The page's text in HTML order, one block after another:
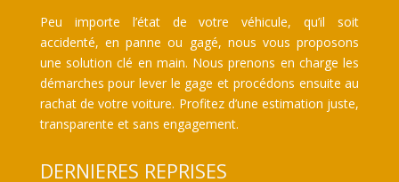
Peu importe l’état de votre véhicule, qu’il soit
accidenté, en panne ou gagé, nous vous proposons
une solution clé en main. Nous prenons en charge les
démarches pour lever le gage et procédons ensuite au
rachat de votre voiture. Profitez d’une estimation juste,
transparente et sans engagement.
DERNIERES REPRISES